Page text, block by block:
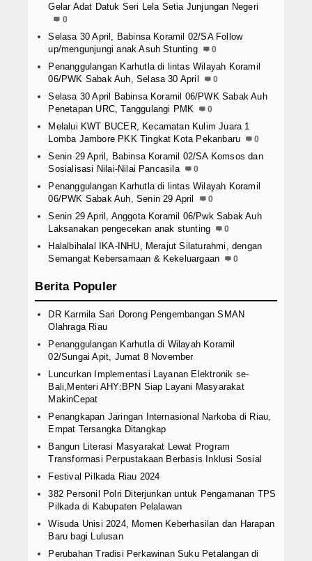
Gelar Adat Datuk Seri Lela Setia Junjungan Negeri
0
Selasa 30 April, Babinsa Koramil 02/SA Follow
up/mengunjungi anak Asuh Stunting
0
Penanggulangan Karhutla di lintas Wilayah Koramil
06/PWK Sabak Auh, Selasa 30 April
0
Selasa 30 April Babinsa Koramil 06/PWK Sabak Auh
Penetapan URC, Tanggulangi PMK
0
Melalui KWT BUCER, Kecamatan Kulim Juara 1
Lomba Jambore PKK Tingkat Kota Pekanbaru
0
Senin 29 April, Babinsa Koramil 02/SA Komsos dan
Sosialisasi Nilai-Nilai Pancasila
0
Penanggulangan Karhutla di lintas Wilayah Koramil
06/PWK Sabak Auh, Senin 29 April
0
Senin 29 April, Anggota Koramil 06/Pwk Sabak Auh
Laksanakan pengecekan anak stunting
0
Halalbihalal IKA-INHU, Merajut Silaturahmi, dengan
Semangat Kebersamaan & Kekeluargaan
0
Berita Populer
DR Karmila Sari Dorong Pengembangan SMAN
Olahraga Riau
Penanggulangan Karhutla di Wilayah Koramil
02/Sungai Apit, Jumat 8 November
Luncurkan Implementasi Layanan Elektronik se-
Bali,Menteri AHY:BPN Siap Layani Masyarakat
MakinCepat
Penangkapan Jaringan Internasional Narkoba di Riau,
Empat Tersangka Ditangkap
Bangun Literasi Masyarakat Lewat Program
Transformasi Perpustakaan Berbasis Inklusi Sosial
Festival Pilkada Riau 2024
382 Personil Polri Diterjunkan untuk Pengamanan TPS
Pilkada di Kabupaten Pelalawan
Wisuda Unisi 2024, Momen Keberhasilan dan Harapan
Baru bagi Lulusan
Perubahan Tradisi Perkawinan Suku Petalangan di